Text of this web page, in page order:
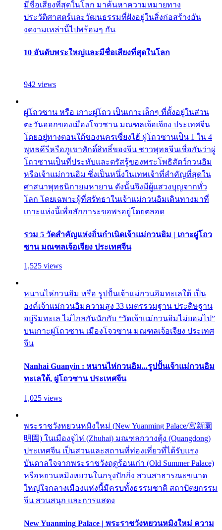
มีชื่อเสียงที่สุดในโลก มาค้นหาความหมายทาง
ประวัติศาสตร์และวัฒนธรรมที่ฝังอยู่ในสิ่งก่อสร้างอัน
งดงามเหล่านี้ไปพร้อมๆ กัน
10 อันดับพระใหญ่และมีชื่อเสียงที่สุดในโลก
942 views
ผู่โถวซาน หรือ เกาะผู่โถว เป็นเกาะเล็กๆ ที่ตั้งอยู่ในส่วน
ตะวันออกของเมืองโจวซาน มณฑลเจ้อเจียง ประเทศจีน
โดยอยู่ทางตอนใต้ของนครเซี่ยงไฮ้ ผู่โถวซานเป็น 1 ใน 4
พุทธคีรีหรือภูเขาศักดิ์สิทธิ์ของจีน ชาวพุทธจีนเชื่อกันว่าผู่
โถวซานเป็นที่ประทับและตรัสรู้ของพระโพธิสัตว์กวนอิม
หรือเจ้าแม่กวนอิม ซึ่งเป็นหนึ่งในเทพเจ้าที่สำคัญที่สุดใน
ศาสนาพุทธนิกายมหายาน ดังนั้นจึงมีผู้แสวงบุญจากทั่ว
โลก โดยเฉพาะผู้ที่ศรัทธาในเจ้าแม่กวนอิมเดินทางมาที่
เกาะแห่งนี้เพื่อสักการะขอพรอยู่โดยตลอด
รวม 5 วัดสำคัญแห่งถิ่นกำเนิดเจ้าแม่กวนอิม | เกาะผู่โถว
ซาน มณฑลเจ้อเจียง ประเทศจีน
1,525 views
หนานไห่กวนอิม หรือ รูปปั้นเจ้าแม่กวนอิมทะเลใต้ เป็น
องค์เจ้าแม่กวนอิมความสูง 33 เมตรรวมฐาน ประดิษฐาน
อยู่ริมทะเล ไม่ไกลกันนักกับ “วัดเจ้าแม่กวนอิมไม่ยอมไป”
บนเกาะผู่โถวซาน เมืองโจวซาน มณฑลเจ้อเจียง ประเทศ
จีน
Nanhai Guanyin : หนานไห่กวนอิม...รูปปั้นเจ้าแม่กวนอิม
ทะเลใต้, ผู่โถวซาน ประเทศจีน
1,025 views
พระราชวังหยวนหมิงใหม่ (New Yuanming Palace/宮新園
明園) ในเมืองจูไห่ (Zhuhai) มณฑลกวางตุ้ง (Quangdong)
ประเทศจีน เป็นสวนและสถานที่ท่องเที่ยวที่ได้รับแรง
บันดาลใจจากพระราชวังฤดูร้อนเก่า (Old Summer Palace)
หรือหยวนหมิงหยวนในกรุงปักกิ่ง สวนสาธารณะขนาด
ใหญ่ใจกลางเมืองแห่งนี้มีครบทั้งธรรมชาติ สถาปัตยกรรม
จีน สวนสนุก และการแสดง
New Yuanming Palace | พระราชวังหยวนหมิงใหม่ ความ